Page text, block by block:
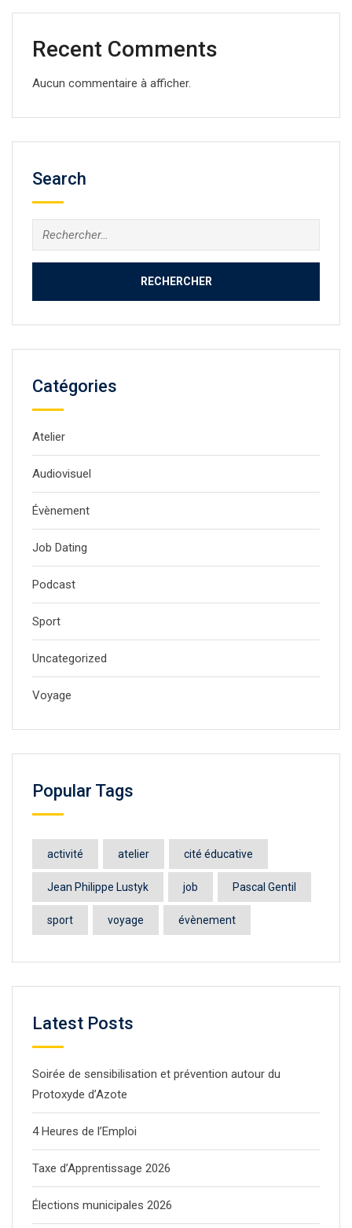
Recent Comments
Aucun commentaire à afficher.
Search
Rechercher :
Catégories
Atelier
Audiovisuel
Évènement
Job Dating
Podcast
Sport
Uncategorized
Voyage
Popular Tags
activité atelier cité éducative
Jean Philippe Lustyk job Pascal Gentil
sport voyage évènement
Latest Posts
Soirée de sensibilisation et prévention autour du
Protoxyde d’Azote
4 Heures de l’Emploi
Taxe d’Apprentissage 2026
Élections municipales 2026